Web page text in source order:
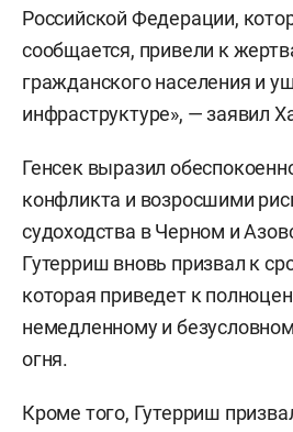
Российской Федерации,
сообщается, привели к
гражданского населения и
инфраструктуре», — заявил
Генсек выразил
конфликта и возросшими
судоходства в Черном и
Гутерриш вновь призвал к
которая приведет к
немедленному и
огня.
Кроме того, Гутерриш